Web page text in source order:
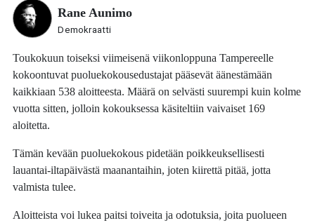
Rane Aunimo
Demokraatti
Toukokuun toiseksi viimeisenä viikonloppuna Tampereelle
kokoontuvat puoluekokousedustajat pääsevät äänestämään
kaikkiaan 538 aloitteesta. Määrä on selvästi suurempi kuin kolme
vuotta sitten, jolloin kokouksessa käsiteltiin vaivaiset 169
aloitetta.
Tämän kevään puoluekokous pidetään poikkeuksellisesti
lauantai-iltapäivästä maanantaihin, joten kiirettä pitää, jotta
valmista tulee.
Aloitteista voi lukea paitsi toiveita ja odotuksia, joita puolueen